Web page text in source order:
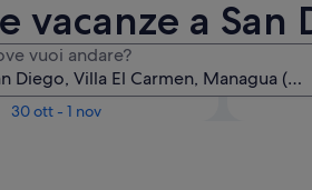
vacanze a San
vuoi andare?
due settimane
21 ago - 23 ago
Tra tre mesi
30 ott - 1 nov